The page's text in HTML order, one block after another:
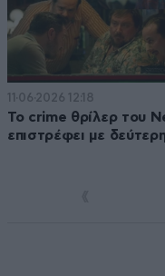
11·06·2026 12:18
Το crime θρίλερ του
επιστρέφει με